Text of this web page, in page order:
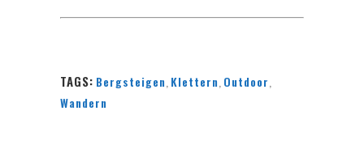
TAGS: Bergsteigen Klettern Outdoor
Wandern